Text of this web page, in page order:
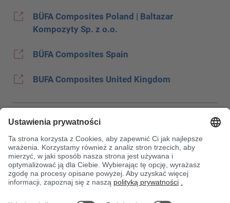
BÜFA Composites Poland | Baltazar
Kompozyty Sp. z o.o.
BÜFA Composites Spain
BUFA Composites United Kingdom
Stopka
Ochrona danych
JEC
OWH